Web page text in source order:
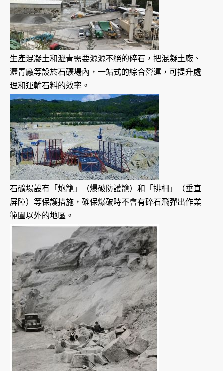
生產混凝土和瀝青需要源源不絕的碎石，把混凝土廠、
瀝青廠等設於石礦場內，一站式的綜合營運，可提升處
理和運輸石料的效率。
石礦場設有「炮籠」（爆破防護籠）和「排柵」（垂直
屏障）等保護措施，確保爆破時不會有碎石飛彈出作業
範圍以外的地區。